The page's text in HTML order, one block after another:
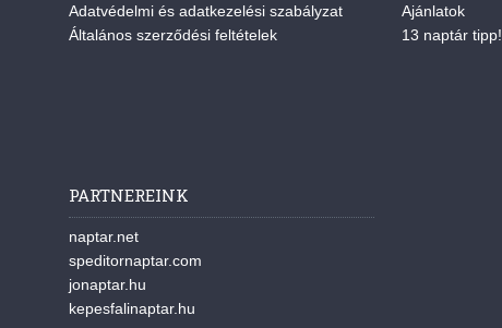
Adatvédelmi és adatkezelési szabályzat
Általános szerződési feltételek
Ajánlatok
13 naptár tipp!
PARTNEREINK
naptar.net
speditornaptar.com
jonaptar.hu
kepesfalinaptar.hu